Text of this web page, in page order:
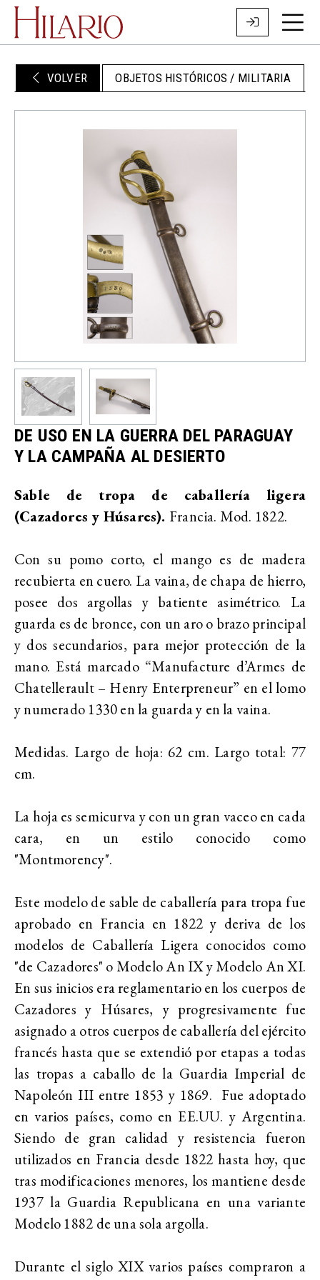
VOLVER OBJETOS HISTÓRICOS / MILITARIA
DE USO EN LA GUERRA DEL PARAGUAY
Y LA CAMPAÑA AL DESIERTO
Sable de tropa de caballería ligera
(Cazadores y Húsares). Francia. Mod. 1822.
Con su pomo corto, el mango es de madera
recubierta en cuero. La vaina, de chapa de hierro,
posee dos argollas y batiente asimétrico. La
guarda es de bronce, con un aro o brazo principal
y dos secundarios, para mejor protección de la
mano. Está marcado “Manufacture d’Armes de
Chatellerault – Henry Enterpreneur” en el lomo
y numerado 1330 en la guarda y en la vaina.
Medidas. Largo de hoja: 62 cm. Largo total: 77
cm.
La hoja es semicurva y con un gran vaceo en cada
cara, en un estilo conocido como
"Montmorency".
Este modelo de sable de caballería para tropa fue
aprobado en Francia en 1822 y deriva de los
modelos de Caballería Ligera conocidos como
"de Cazadores" o Modelo An IX y Modelo An XI.
En sus inicios era reglamentario en los cuerpos de
Cazadores y Húsares, y progresivamente fue
asignado a otros cuerpos de caballería del ejército
francés hasta que se extendió por etapas a todas
las tropas a caballo de la Guardia Imperial de
Napoleón III entre 1853 y 1869. Fue adoptado
en varios países, como en EE.UU. y Argentina.
Siendo de gran calidad y resistencia fueron
utilizados en Francia desde 1822 hasta hoy, que
tras modificaciones menores, los mantiene desde
1937 la Guardia Republicana en una variante
Modelo 1882 de una sola argolla.
Durante el siglo XIX varios países compraron a